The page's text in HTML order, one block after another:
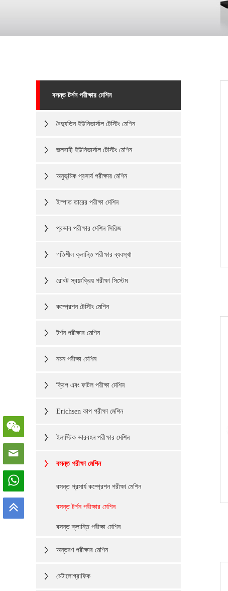
বসন্ত টর্শন পরীক্ষার মেশিন
বৈদ্যুতিন ইউনিভার্সাল টেস্টিং মেশিন
জলবাহী ইউনিভার্সাল টেস্টিং মেশিন
অনুভূমিক প্রসার্য পরীক্ষার মেশিন
ইস্পাত তারের পরীক্ষা মেশিন
প্রভাব পরীক্ষার মেশিন সিরিজ
গতিশীল ক্লান্তি পরীক্ষার ব্যবস্থা
রোবট স্বয়ংক্রিয় পরীক্ষা সিস্টেম
কম্প্রেশন টেস্টিং মেশিন
টর্শন পরীক্ষার মেশিন
নমন পরীক্ষা মেশিন
ক্রিপ এবং ফাটল পরীক্ষা মেশিন
Erichsen কাপ পরীক্ষা মেশিন
ইলাস্টিক ভারবহন পরীক্ষার মেশিন
বসন্ত পরীক্ষা মেশিন
বসন্ত প্রসার্য কম্প্রেশন পরীক্ষা মেশিন
বসন্ত টর্শন পরীক্ষার মেশিন
বসন্ত ক্লান্তি পরীক্ষা মেশিন
অন্তরণ পরীক্ষার মেশিন
মেটালোগ্রাফিক